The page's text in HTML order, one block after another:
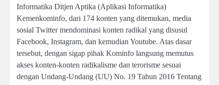
Informatika Ditjen Aptika (Aplikasi Informatika)
Kemenkominfo, dari 174 konten yang ditemukan, media
sosial Twitter mendominasi konten radikal yang disusul
Facebook, Instagram, dan kemudian Youtube. Atas dasar
tersebut, dengan sigap pihak Kominfo langsung memutus
akses konten-konten radikalisme dan terorisme sesuai
dengan Undang-Undang (UU) No. 19 Tahun 2016 Tentang